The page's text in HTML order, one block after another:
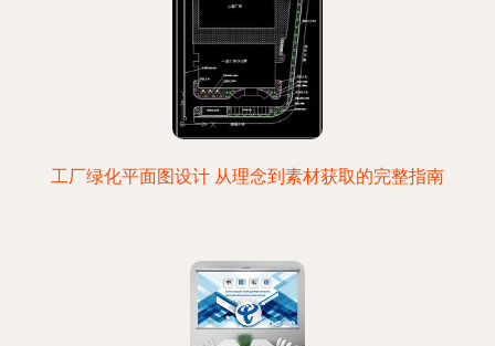
工厂绿化平面图设计 从理念到素材获取的完整指南